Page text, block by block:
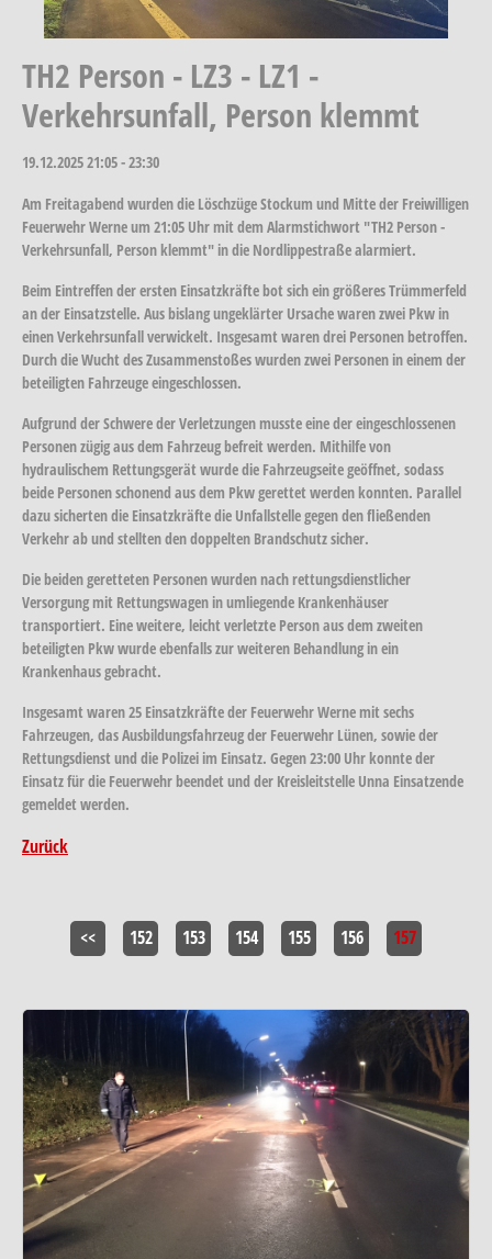
TH2 Person - LZ3 - LZ1 -
Verkehrsunfall, Person klemmt
19.12.202521:05 - 23:30
Am Freitagabend wurden die Löschzüge Stockum und Mitte der Freiwilligen
Feuerwehr Werne um 21:05 Uhr mit dem Alarmstichwort "TH2 Person -
Verkehrsunfall, Person klemmt" in die Nordlippestraße alarmiert.
Beim Eintreffen der ersten Einsatzkräfte bot sich ein größeres Trümmerfeld
an der Einsatzstelle. Aus bislang ungeklärter Ursache waren zwei Pkw in
einen Verkehrsunfall verwickelt. Insgesamt waren drei Personen betroffen.
Durch die Wucht des Zusammenstoßes wurden zwei Personen in einem der
beteiligten Fahrzeuge eingeschlossen.
Aufgrund der Schwere der Verletzungen musste eine der eingeschlossenen
Personen zügig aus dem Fahrzeug befreit werden. Mithilfe von
hydraulischem Rettungsgerät wurde die Fahrzeugseite geöffnet, sodass
beide Personen schonend aus dem Pkw gerettet werden konnten. Parallel
dazu sicherten die Einsatzkräfte die Unfallstelle gegen den fließenden
Verkehr ab und stellten den doppelten Brandschutz sicher.
Die beiden geretteten Personen wurden nach rettungsdienstlicher
Versorgung mit Rettungswagen in umliegende Krankenhäuser
transportiert. Eine weitere, leicht verletzte Person aus dem zweiten
beteiligten Pkw wurde ebenfalls zur weiteren Behandlung in ein
Krankenhaus gebracht.
Insgesamt waren 25 Einsatzkräfte der Feuerwehr Werne mit sechs
Fahrzeugen, das Ausbildungsfahrzeug der Feuerwehr Lünen, sowie der
Rettungsdienst und die Polizei im Einsatz. Gegen 23:00 Uhr konnte der
Einsatz für die Feuerwehr beendet und der Kreisleitstelle Unna Einsatzende
gemeldet werden.
Zurück
<< 152 153 154 155 156 157